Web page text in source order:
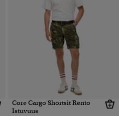
Core Cargo Shortsit Rento
Istuvuus